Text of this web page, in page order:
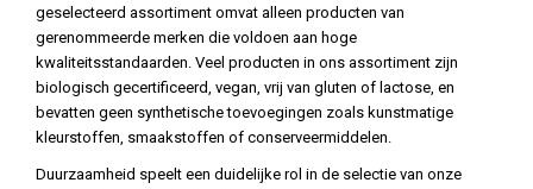
geselecteerd assortiment omvat alleen producten van
gerenommeerde merken die voldoen aan hoge
kwaliteitsstandaarden. Veel producten in ons assortiment zijn
biologisch gecertificeerd, vegan, vrij van gluten of lactose, en
bevatten geen synthetische toevoegingen zoals kunstmatige
kleurstoffen, smaakstoffen of conserveermiddelen.
Duurzaamheid speelt een duidelijke rol in de selectie van onze